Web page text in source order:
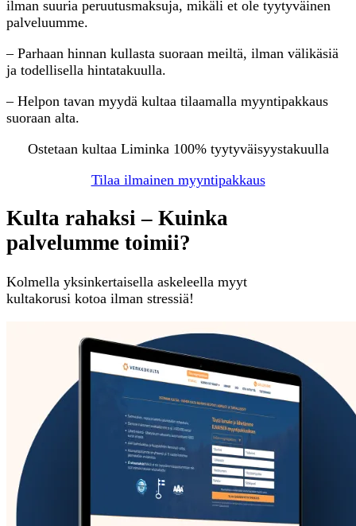
ilman suuria peruutusmaksuja, mikäli et ole tyytyväinen
palveluumme.
– Parhaan hinnan kullasta suoraan meiltä, ilman välikäsiä
ja todellisella hintatakuulla.
– Helpon tavan myydä kultaa tilaamalla myyntipakkaus
suoraan alta.
Ostetaan kultaa Liminka 100% tyytyväisyystakuulla
Tilaa ilmainen myyntipakkaus
Kulta rahaksi – Kuinka
palvelumme toimii?
Kolmella yksinkertaisella askeleella myyt
kultakorusi kotoa ilman stressiä!